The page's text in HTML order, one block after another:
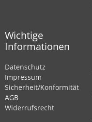
Wichtige
Informationen
Datenschutz
Impressum
Sicherheit/Konformität
AGB
Widerrufsrecht